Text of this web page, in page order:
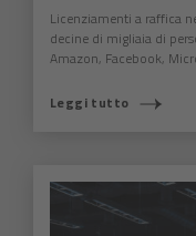
Licenziamenti a raffica
decine di migliaia di
Amazon, Facebook,
Leggi tutto